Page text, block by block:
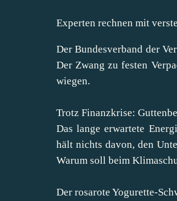
Experten rechnen mit
Der Bundesverband der
Der Zwang zu festen
wiegen.
Trotz Finanzkrise:
Das lange erwartete
hält nichts davon, den
Warum soll beim
Der rosarote Yogurette-